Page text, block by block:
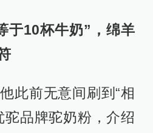
于10杯牛奶”，绵羊
此前无意间刷到“相
驼品牌驼奶粉，介绍